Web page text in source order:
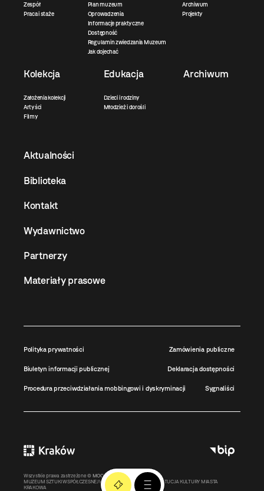
Zespół
Praca i staże
Plan muzeum
Oprowadzenia
Informacje praktyczne
Dostępność
Regulamin zwiedzania Muzeum
Jak dojechać
Archiwum
Projekty
Kolekcja
Założenia kolekcji
Artyści
Filmy
Edukacja
Dzieci i rodziny
Młodzież i dorośli
Archiwum
Aktualności
Biblioteka
Kontakt
Wydawnictwo
Partnerzy
Materiały prasowe
Polityka prywatności Zamówienia publiczne
Biuletyn informacji publicznej Deklaracja dostępności
Procedura przeciwdziałania mobbingowi i dyskryminacji Sygnaliści
Wszystkie prawa zastrzeżone © MOCAK2011-2026
MUZEUM SZTUKI WSPÓŁCZESNEJ W KRAKOWIE MOCAK – INSTYTUCJA KULTURY MIASTA
KRAKOWA